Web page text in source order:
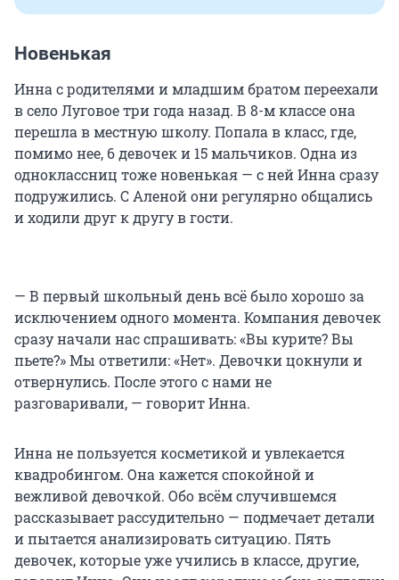
Новенькая
Инна с родителями и младшим братом переехали
в село Луговое три года назад. В 8-м классе она
перешла в местную школу. Попала в класс, где,
помимо нее, 6 девочек и 15 мальчиков. Одна из
одноклассниц тоже новенькая — с ней Инна сразу
подружились. С Аленой они регулярно общались
и ходили друг к другу в гости.
— В первый школьный день всё было хорошо за
исключением одного момента. Компания девочек
сразу начали нас спрашивать: «Вы курите? Вы
пьете?» Мы ответили: «Нет». Девочки цокнули и
отвернулись. После этого с нами не
разговаривали, — говорит Инна.
Инна не пользуется косметикой и увлекается
квадробингом. Она кажется спокойной и
вежливой девочкой. Обо всём случившемся
рассказывает рассудительно — подмечает детали
и пытается анализировать ситуацию. Пять
девочек, которые уже учились в классе, другие,